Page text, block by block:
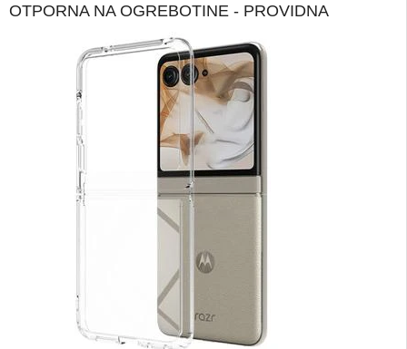
OTPORNA NA OGREBOTINE - PROVIDNA